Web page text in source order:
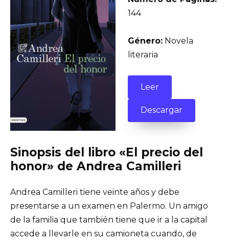
144
Género: Novela
literaria
Leer
Descargar
Sinopsis del libro «El precio del
honor» de Andrea Camilleri
Andrea Camilleri tiene veinte años y debe
presentarse a un examen en Palermo. Un amigo
de la familia que también tiene que ir a la capital
accede a llevarle en su camioneta cuando, de